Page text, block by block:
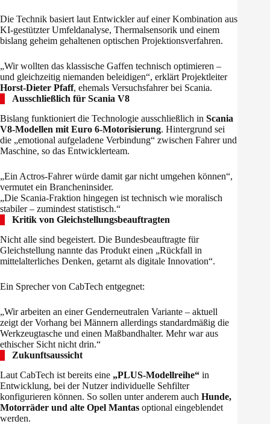
Die Technik basiert laut Entwickler auf einer Kombination aus
KI-gestützter Umfeldanalyse, Thermalsensorik und einem
bislang geheim gehaltenen optischen Projektionsverfahren.
„Wir wollten das klassische Gaffen technisch optimieren –
und gleichzeitig niemanden beleidigen“, erklärt Projektleiter
Horst-Dieter Pfaff, ehemals Versuchsfahrer bei Scania.
Ausschließlich für Scania V8
Bislang funktioniert die Technologie ausschließlich in Scania
V8-Modellen mit Euro 6-Motorisierung. Hintergrund sei
die „emotional aufgeladene Verbindung“ zwischen Fahrer und
Maschine, so das Entwicklerteam.
„Ein Actros-Fahrer würde damit gar nicht umgehen können“,
vermutet ein Brancheninsider.
„Die Scania-Fraktion hingegen ist technisch wie moralisch
stabiler – zumindest statistisch.“
Kritik von Gleichstellungsbeauftragten
Nicht alle sind begeistert. Die Bundesbeauftragte für
Gleichstellung nannte das Produkt einen „Rückfall in
mittelalterliches Denken, getarnt als digitale Innovation“.
Ein Sprecher von CabTech entgegnet:
„Wir arbeiten an einer Genderneutralen Variante – aktuell
zeigt der Vorhang bei Männern allerdings standardmäßig die
Werkzeugtasche und einen Maßbandhalter. Mehr war aus
ethischer Sicht nicht drin.“
Zukunftsaussicht
Laut CabTech ist bereits eine „PLUS-Modellreihe“ in
Entwicklung, bei der Nutzer individuelle Sehfilter
konfigurieren können. So sollen unter anderem auch Hunde,
Motorräder und alte Opel Mantas optional eingeblendet
werden.